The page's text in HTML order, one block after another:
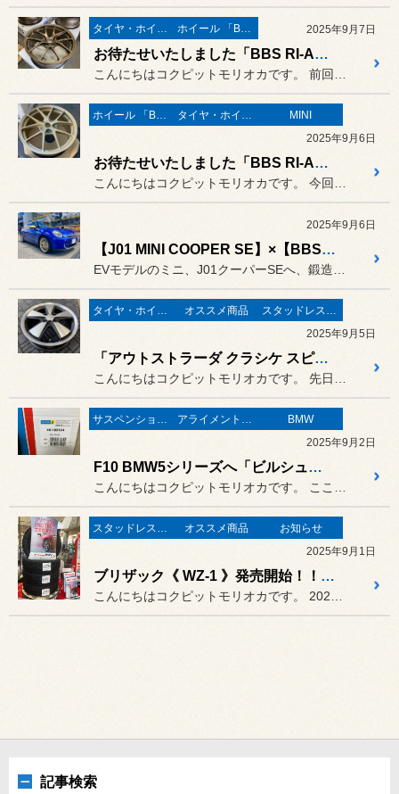
タイヤ・ホイール ホイール 「BBS」 2025年9月7日
お待たせいたしました「BBS RI-A」PART２！
ホイール 「BBS」 タイヤ・ホイール
MINI
2025年9月6日
お待たせいたしました「BBS RI-A」！
2025年9月6日
【J01 MINI COOPER SE】×【BBS RI-A】
タイヤ・ホイール オススメ商品
スタッドレスタイヤ 「BLIZZAK」
2025年9月5日
「アウトストラーダ クラシケ スピードスター」装着♪ 「ブリザックWZ-1も続々と入荷」！
サスペンション・ボディ関連 アライメント調整
BMW
2025年9月2日
F10 BMW5シリーズへ「ビルシュタイン B12」！
スタッドレスタイヤ 「BLIZZAK」 オススメ商品
お知らせ
2025年9月1日
ブリザック《 WZ-1 》発売開始！！ 9月定休日のお知らせです。
記事検索